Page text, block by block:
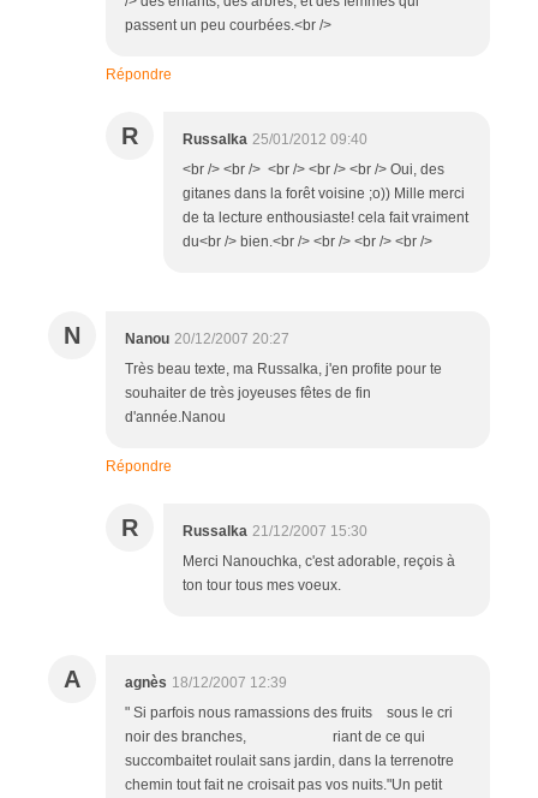
passent un peu courbées.<br />
Répondre
R Russalka 25/01/2012 09:40
<br /> <br /> <br /> <br /> <br /> Oui, des
gitanes dans la forêt voisine ;o)) Mille merci
de ta lecture enthousiaste! cela fait vraiment
du<br /> bien.<br /> <br /> <br /> <br />
N Nanou 20/12/2007 20:27
Très beau texte, ma Russalka, j'en profite pour te
souhaiter de très joyeuses fêtes de fin
d'année.Nanou
Répondre
R Russalka 21/12/2007 15:30
Merci Nanouchka, c'est adorable, reçois à
ton tour tous mes voeux.
A agnès 18/12/2007 12:39
" Si parfois nous ramassions des fruits sous le cri
noir des branches, riant de ce qui
succombaitet roulait sans jardin, dans la terrenotre
chemin tout fait ne croisait pas vos nuits."Un petit